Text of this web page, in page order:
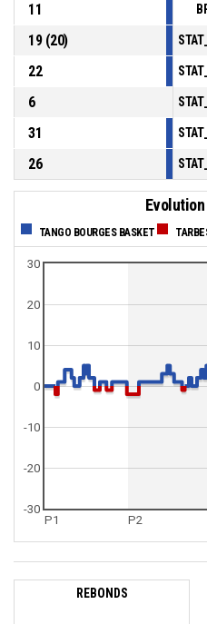
11
19(20)
22
6
31
26
TANGO BOURGES BASKET
P1 P2
0
10
20
30
-30
-20
-10
REBONDS